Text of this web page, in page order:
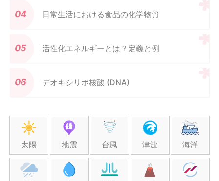
日常生活における食品の化学物質
活性化エネルギーとは？定義と例
デオキシリボ核酸 (DNA)
太陽 地震 台風 津波 海洋